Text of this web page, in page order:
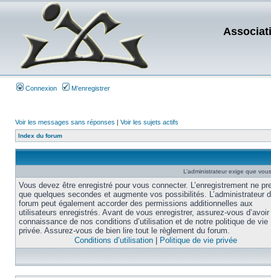
Connexion M’enregistrer
Voir les messages sans réponses | Voir les sujets actifs
Index du forum
L’administrateur exige que
Vous devez être enregistré pour vous connecter. L’enregistrement ne
que quelques secondes et augmente vos possibilités. L’administrateur
forum peut également accorder des permissions additionnelles aux
utilisateurs enregistrés. Avant de vous enregistrer, assurez-vous
connaissance de nos conditions d’utilisation et de notre politique de vie
privée. Assurez-vous de bien lire tout le règlement du forum.
Conditions d’utilisation
Politique de vie privée